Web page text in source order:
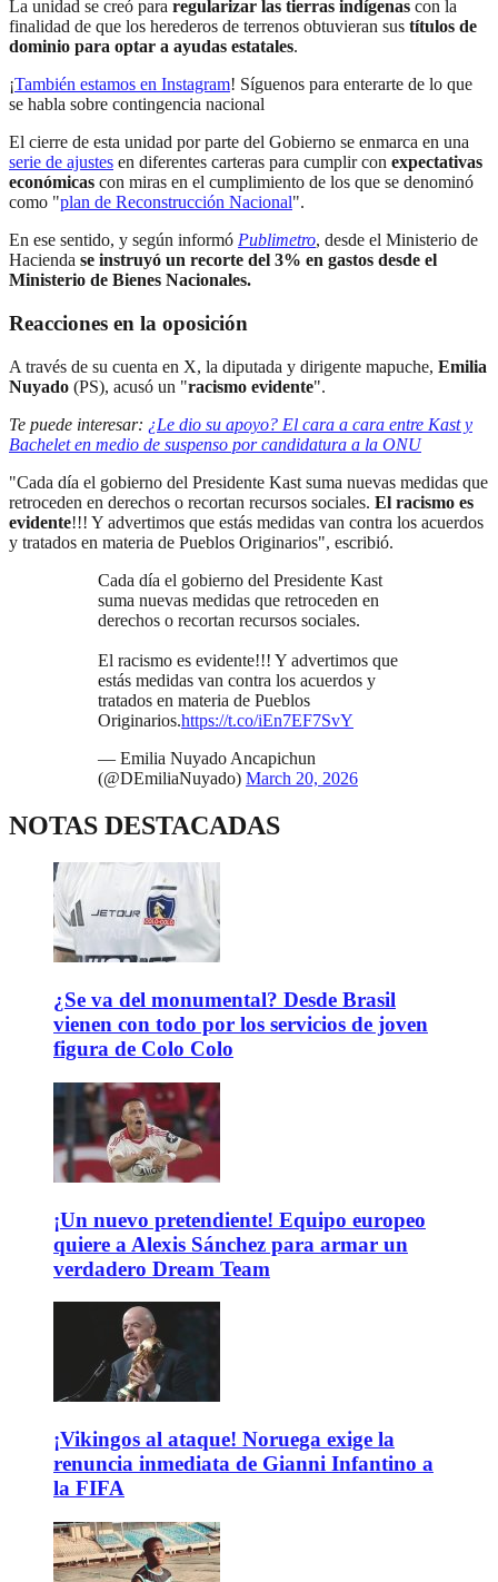
La unidad se creó para regularizar las tierras indígenas con la
finalidad de que los herederos de terrenos obtuvieran sus títulos de
dominio para optar a ayudas estatales.
¡También estamos en Instagram! Síguenos para enterarte de lo que
se habla sobre contingencia nacional
El cierre de esta unidad por parte del Gobierno se enmarca en una
serie de ajustes en diferentes carteras para cumplir con expectativas
económicas con miras en el cumplimiento de los que se denominó
como "plan de Reconstrucción Nacional".
En ese sentido, y según informó Publimetro, desde el Ministerio de
Hacienda se instruyó un recorte del 3% en gastos desde el
Ministerio de Bienes Nacionales.
Reacciones en la oposición
A través de su cuenta en X, la diputada y dirigente mapuche, Emilia
Nuyado (PS), acusó un "racismo evidente".
Te puede interesar: ¿Le dio su apoyo? El cara a cara entre Kast y
Bachelet en medio de suspenso por candidatura a la ONU
"Cada día el gobierno del Presidente Kast suma nuevas medidas que
retroceden en derechos o recortan recursos sociales. El racismo es
evidente!!! Y advertimos que estás medidas van contra los acuerdos
y tratados en materia de Pueblos Originarios", escribió.
Cada día el gobierno del Presidente Kast
suma nuevas medidas que retroceden en
derechos o recortan recursos sociales.
El racismo es evidente!!! Y advertimos que
estás medidas van contra los acuerdos y
tratados en materia de Pueblos
Originarios.https://t.co/iEn7EF7SvY
— Emilia Nuyado Ancapichun
(@DEmiliaNuyado) March 20, 2026
NOTAS DESTACADAS
¿Se va del monumental? Desde Brasil
vienen con todo por los servicios de joven
figura de Colo Colo
¡Un nuevo pretendiente! Equipo europeo
quiere a Alexis Sánchez para armar un
verdadero Dream Team
¡Vikingos al ataque! Noruega exige la
renuncia inmediata de Gianni Infantino a
la FIFA